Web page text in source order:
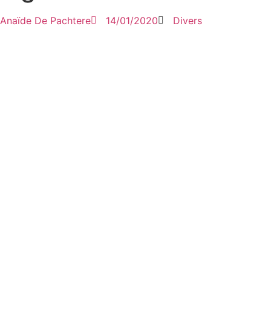
Anaïde De Pachtere 14/01/2020 Divers